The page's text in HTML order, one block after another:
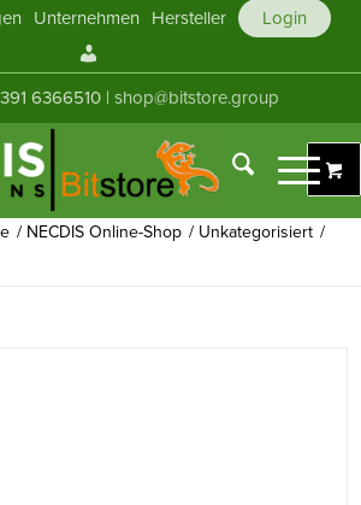
Unternehmen Hersteller
Login
Konto
6366510 |shop@bitstore.group
/ NECDIS Online-Shop / Unkategorisiert /